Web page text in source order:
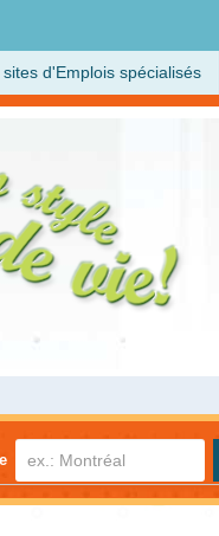
d'Emplois spécialisés